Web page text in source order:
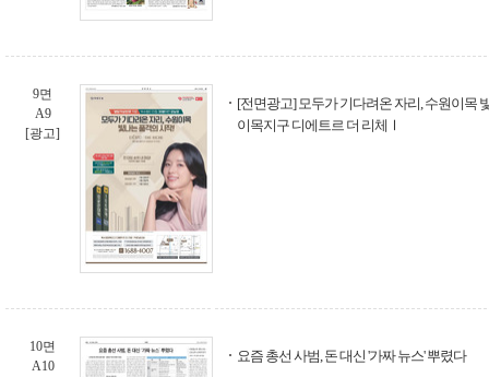
9면
A9
[광고]
[전면광고] 모두가 기다려온 자리, 수원이목
이목지구 디에트르 더 리체Ⅰ
10면
A10
요즘 총선 사범, 돈 대신 '가짜 뉴스' 뿌렸다